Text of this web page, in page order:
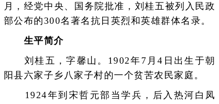
月，经党中央、国务院批准，刘桂五被列入民政
部公布的300名著名抗日英烈和英雄群体名录。
生平简介
刘桂五，字馨山。1902年7月4日出生于朝
阳县六家子乡八家子村的一个贫苦农民家庭。
1924年到宋哲元部当学兵，后入热河白凤